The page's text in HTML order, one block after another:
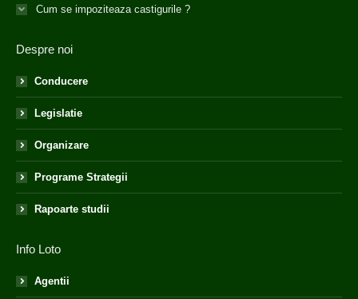
Cum se impoziteaza castigurile ?
Despre noi
Conducere
Legislatie
Organizare
Programe Strategii
Rapoarte studii
Info Loto
Agentii